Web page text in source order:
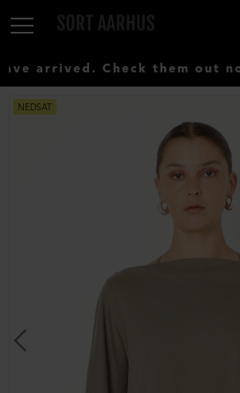
arrived. Check them out now
NEDSAT